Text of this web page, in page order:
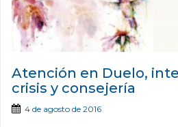
Atención en Duelo,
crisis y consejería
4 de agosto de 2016